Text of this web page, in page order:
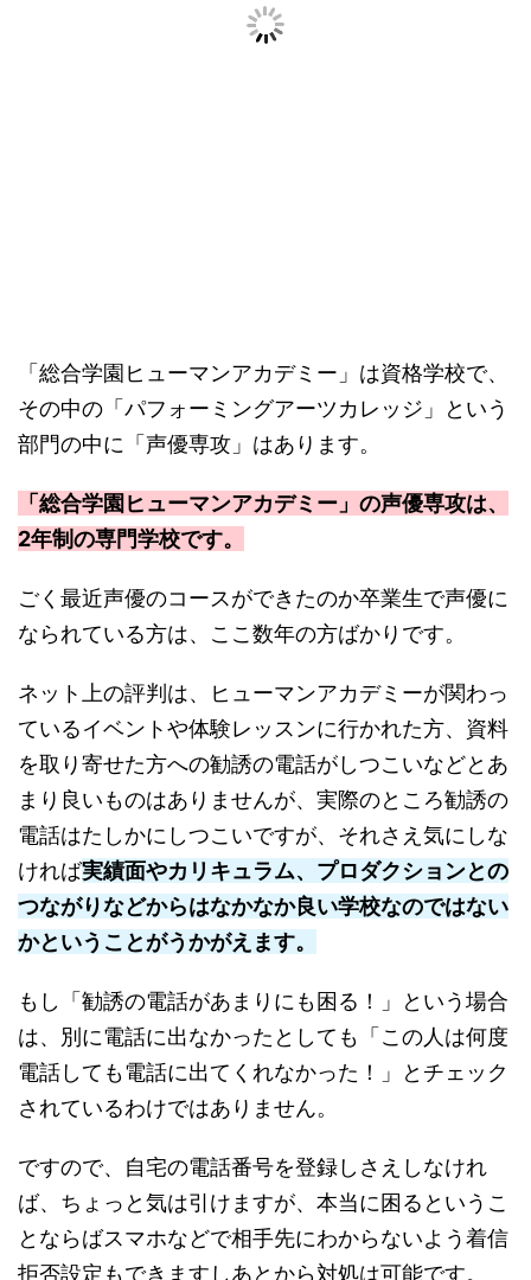
「総合学園ヒューマンアカデミー」は資格学校で、
その中の「パフォーミングアーツカレッジ」という
部門の中に「声優専攻」はあります。
「総合学園ヒューマンアカデミー」の声優専攻は、
2年制の専門学校です。
ごく最近声優のコースができたのか卒業生で声優に
なられている方は、ここ数年の方ばかりです。
ネット上の評判は、ヒューマンアカデミーが関わっ
ているイベントや体験レッスンに行かれた方、資料
を取り寄せた方への勧誘の電話がしつこいなどとあ
まり良いものはありませんが、実際のところ勧誘の
電話はたしかにしつこいですが、それさえ気にしな
ければ実績面やカリキュラム、プロダクションとの
つながりなどからはなかなか良い学校なのではない
かということがうかがえます。
もし「勧誘の電話があまりにも困る！」という場合
は、別に電話に出なかったとしても「この人は何度
電話しても電話に出てくれなかった！」とチェック
されているわけではありません。
ですので、自宅の電話番号を登録しさえしなけれ
ば、ちょっと気は引けますが、本当に困るというこ
とならばスマホなどで相手先にわからないよう着信
拒否設定もできますしあとから対処は可能です。